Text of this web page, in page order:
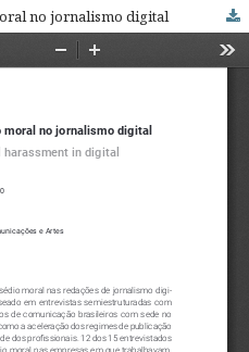
no jornalismo digital